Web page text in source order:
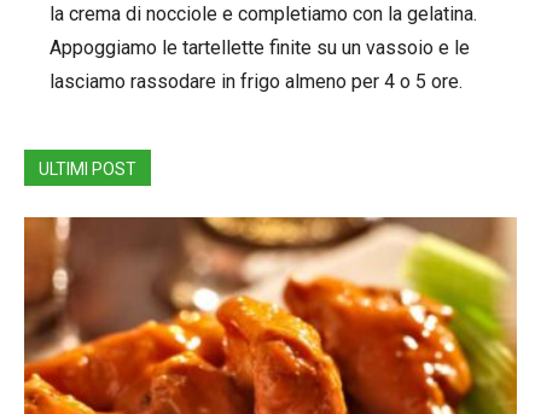
la crema di nocciole e completiamo con la gelatina.
Appoggiamo le tartellette finite su un vassoio e le
lasciamo rassodare in frigo almeno per 4 o 5 ore.
ULTIMI POST